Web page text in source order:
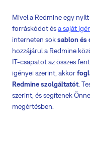
Mivel a Redmine egy
forráskódot ésa saját
interneten soksablon és
hozzájárul a Redmine
IT-csapatot az összes
igényei szerint, akkor
Redmine szolgáltatót.
szerint, és segítenek
megértésben.